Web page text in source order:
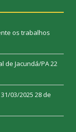
os trabalhos
de Jacundá/PA22
03/2025 28 de